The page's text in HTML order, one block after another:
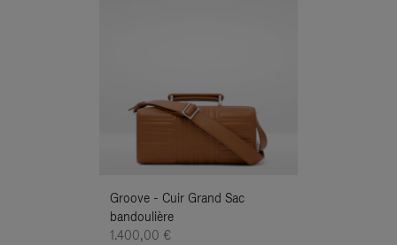
Groove - Cuir Grand Sac
bandoulière
1.400,00 €